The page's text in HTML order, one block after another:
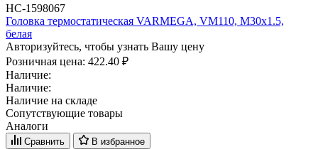
НС-1598067
Головка термостатическая VARMEGA, VM110, M30х1.5,
белая
Авторизуйтесь, чтобы узнать Вашу цену
Розничная цена: 422.40 ₽
Наличие:
Наличие:
Наличие на складе
Сопутствующие товары
Аналоги
Сравнить В избранное